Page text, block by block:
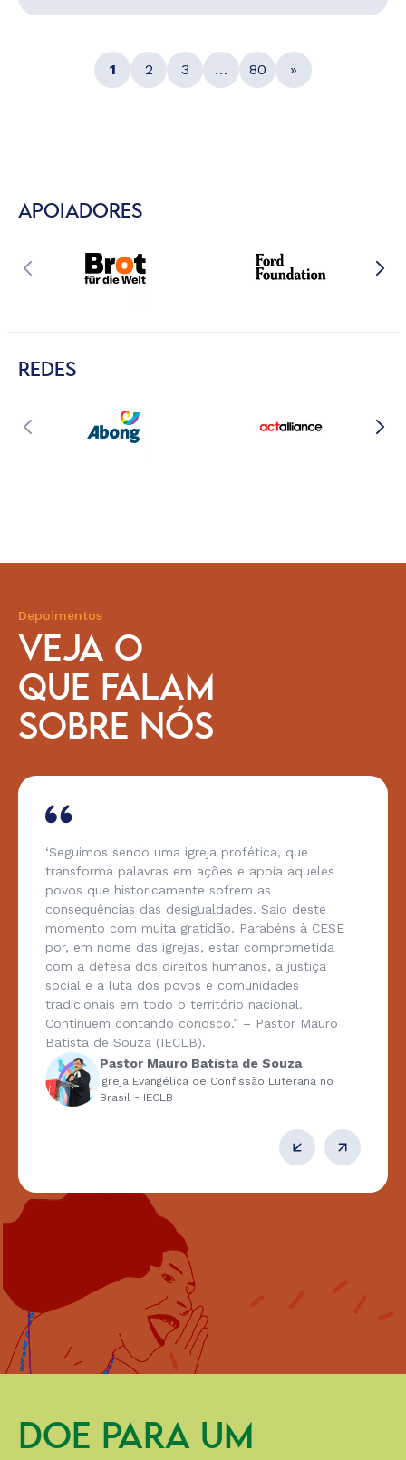
1 2 3 … 80 »
APOIADORES
REDES
Depoimentos
VEJA O
QUE FALAM
SOBRE NÓS
‘Seguimos sendo uma igreja profética, que
transforma palavras em ações e apoia aqueles
povos que historicamente sofrem as
consequências das desigualdades. Saio deste
momento com muita gratidão. Parabéns à CESE
por, em nome das igrejas, estar comprometida
com a defesa dos direitos humanos, a justiça
social e a luta dos povos e comunidades
tradicionais em todo o território nacional.
Continuem contando conosco.” – Pastor Mauro
Batista de Souza (IECLB).
Pastor Mauro Batista de Souza
Igreja Evangélica de Confissão Luterana no
Brasil - IECLB
DOE PARA UM